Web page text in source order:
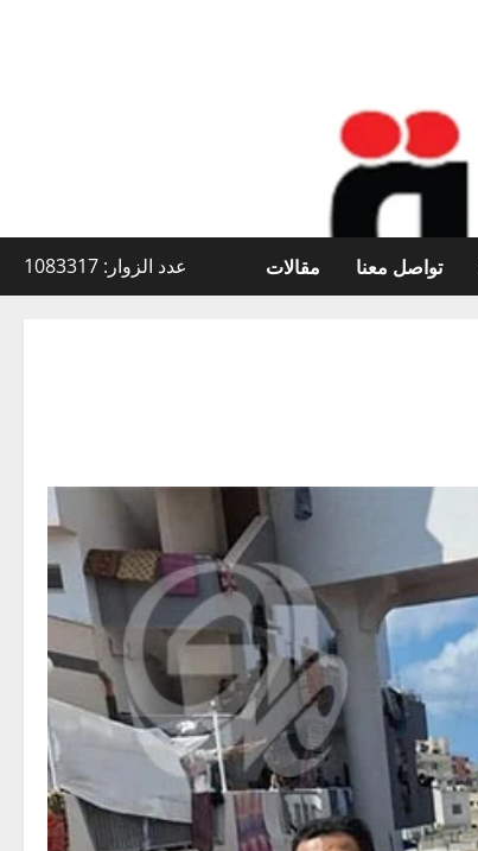
تواصل معنا مقالات عدد الزوار: 1083317